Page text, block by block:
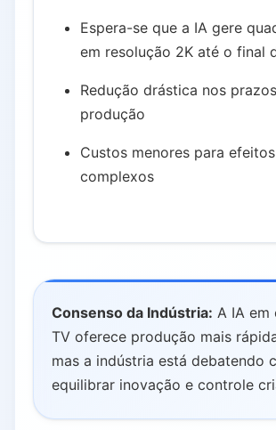
Espera-se que a IA gere
em resolução 2K até o final
Redução drástica nos
produção
Custos menores para
complexos
Consenso da Indústria: A IA em
TV oferece produção mais
mas a indústria está debatendo
equilibrar inovação e controle